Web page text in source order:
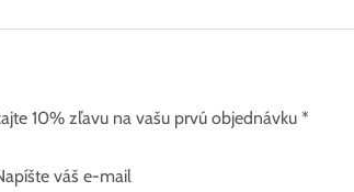
10% zľavu na vašu prvú objednávku